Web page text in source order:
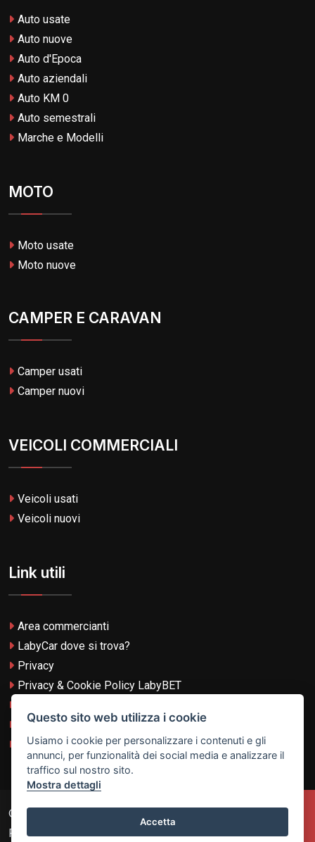
Auto usate
Auto nuove
Auto d'Epoca
Auto aziendali
Auto KM 0
Auto semestrali
Marche e Modelli
MOTO
Moto usate
Moto nuove
CAMPER E CARAVAN
Camper usati
Camper nuovi
VEICOLI COMMERCIALI
Veicoli usati
Veicoli nuovi
Link utili
Area commercianti
LabyCar dove si trova?
Privacy
Privacy & Cookie Policy LabyBET
Termini e Condizioni LabyBET
Login con TikTok
© 2026
Rights Reserved.
Questo sito web utilizza i cookie
Usiamo i cookie per personalizzare i contenuti e gli
annunci, per funzionalità dei social media e analizzare il
traffico sul nostro sito.
Mostra dettagli
Accetta